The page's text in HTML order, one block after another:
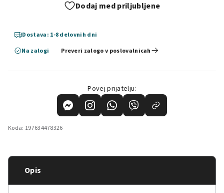
Dodaj med priljubljene
Dostava: 1-8 delovnih dni
Na zalogi
Preveri zalogo v poslovalnicah
Povej prijatelju:
Koda: 197634478326
Opis